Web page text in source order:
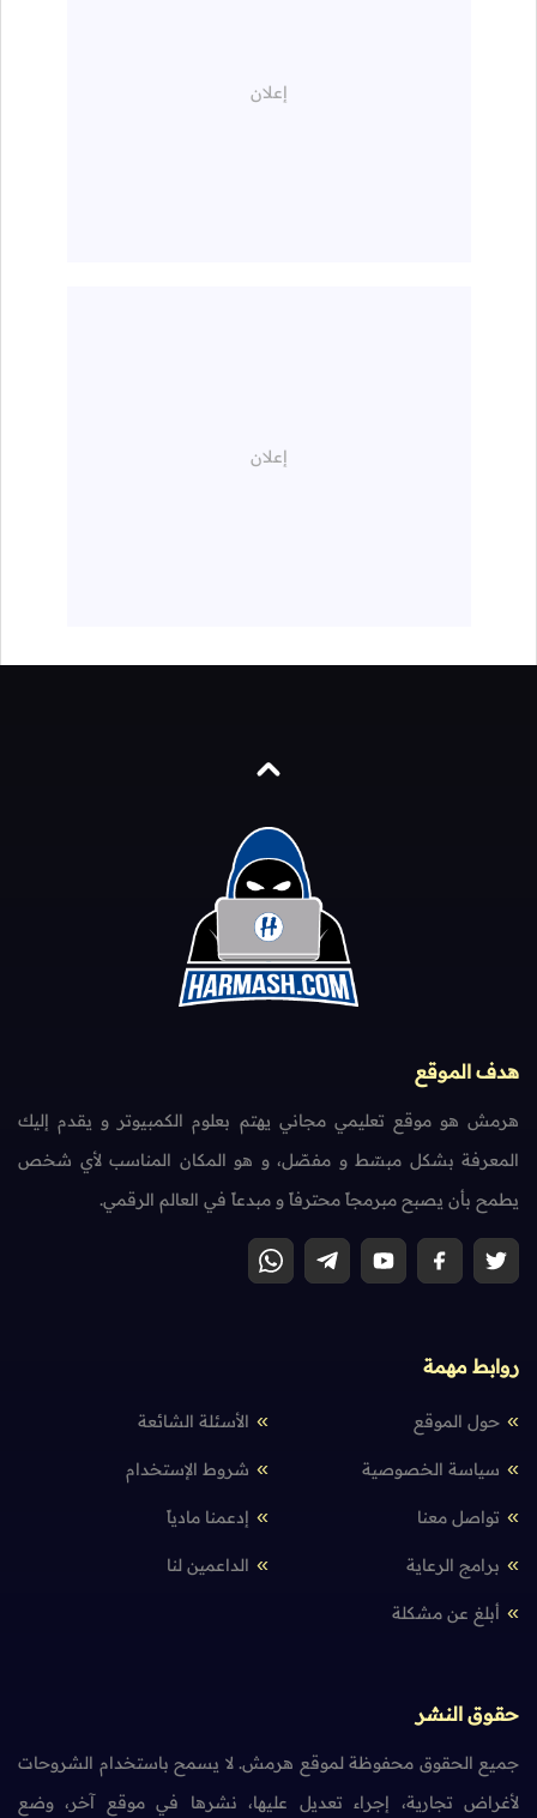
هدف الموقع
هرمش هو موقع تعليمي مجاني يهتم بعلوم الكمبيوتر و يقدم إليك
المعرفة بشكل مبسّط و مفصّل، و هو المكان المناسب لأي شخص
يطمح بأن يصبح مبرمجاً محترفاً و مبدعاً في العالم الرقمي.
روابط مهمة
حول الموقع الأسئلة الشائعة
سياسة الخصوصية شروط الإستخدام
تواصل معنا إدعمنا مادياً
برامج الرعاية الداعمين لنا
أبلغ عن مشكلة
حقوق النشر
جميع الحقوق محفوظة لموقع هرمش. لا يسمح باستخدام الشروحات
لأغراض تجارية، إجراء تعديل عليها، نشرها في موقع آخر، وضع